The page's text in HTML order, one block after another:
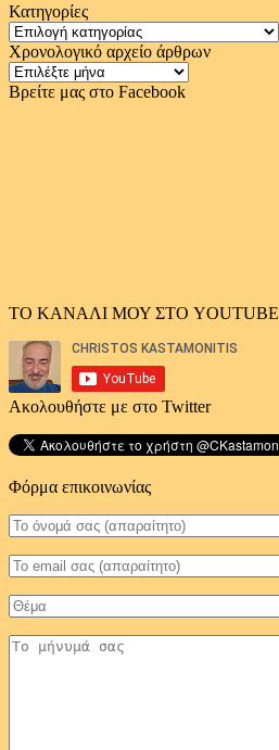
Κατηγορίες
Κατηγορίες
Χρονολογικό αρχείο άρθρων
Χρονολογικό
αρχείο
Βρείτε μας στο Facebook
ΤΟ ΚΑΝΑΛΙ ΜΟΥ ΣΤΟ YOUTUBE
Ακολουθήστε με στο Twitter
Φόρμα επικοινωνίας